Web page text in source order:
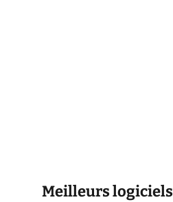
Meilleurs logiciels